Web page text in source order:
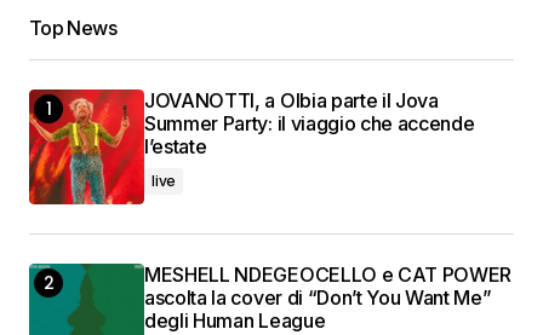
Top News
JOVANOTTI, a Olbia parte il Jova
Summer Party: il viaggio che accende
l’estate
live
MESHELL NDEGEOCELLO e CAT POWER
ascolta la cover di “Don’t You Want Me”
degli Human League